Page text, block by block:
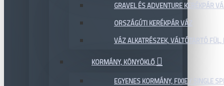
GRAVEL ÉS ADVENTURE KERÉKPÁR
ORSZÁGÚTI KERÉKPÁR VÁZ
VÁZ ALKATRÉSZEK, VÁLTÓTARTÓ FÜL,
KORMÁNY, KÖNYÖKLŐ
EGYENES KORMÁNY, FIXIE / SINGLE